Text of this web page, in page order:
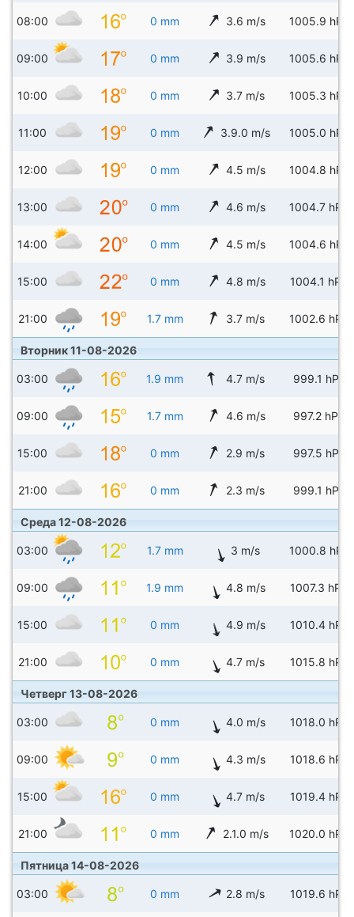
08:00 0 mm 3.6 m/s 1005.9 hPa
09:00 0 mm 3.9 m/s 1005.6 hPa
10:00 0 mm 3.7 m/s 1005.3 hPa
11:00 0 mm 3.9.0 m/s 1005.0 hPa
12:00 0 mm 4.5 m/s 1004.8 hPa
13:00 0 mm 4.6 m/s 1004.7 hPa
14:00 0 mm 4.5 m/s 1004.6 hPa
15:00 0 mm 4.8 m/s 1004.1 hPa
21:00 1.7 mm 3.7 m/s 1002.6 hPa
Вторник 11-08-2026
03:00 1.9 mm 4.7 m/s 999.1 hPa
09:00 1.7 mm 4.6 m/s 997.2 hPa
15:00 0 mm 2.9 m/s 997.5 hPa
21:00 0 mm 2.3 m/s 999.1 hPa
Среда 12-08-2026
03:00 1.7 mm 3 m/s 1000.8 hPa
09:00 1.9 mm 4.8 m/s 1007.3 hPa
15:00 0 mm 4.9 m/s 1010.4 hPa
21:00 0 mm 4.7 m/s 1015.8 hPa
Четверг 13-08-2026
03:00 0 mm 4.0 m/s 1018.0 hPa
09:00 0 mm 4.3 m/s 1018.6 hPa
15:00 0 mm 4.7 m/s 1019.4 hPa
21:00 0 mm 2.1.0 m/s 1020.0 hPa
Пятница 14-08-2026
03:00 0 mm 2.8 m/s 1019.6 hPa